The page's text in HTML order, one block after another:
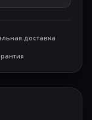
доставка